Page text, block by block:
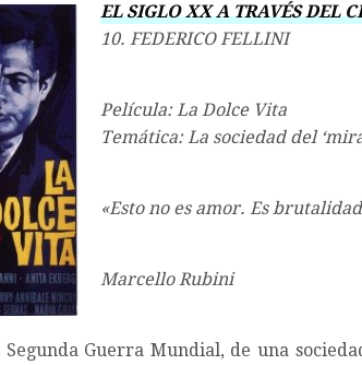
EL SIGLO XX A TRAVÉS DEL
10. FEDERICO FELLINI
Película: La Dolce Vita
Temática: La sociedad del
«Esto no es amor. Es
Marcello Rubini
Guerra Mundial, de una